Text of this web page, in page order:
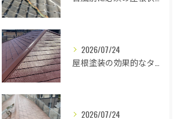
2026/07/24
2026/07/24